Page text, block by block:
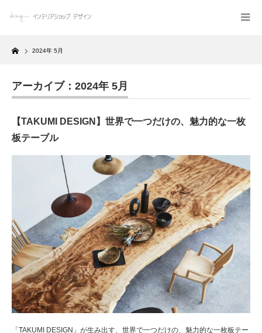
Home
2024年 5月
アーカイブ：2024年 5月
【TAKUMI DESIGN】世界で一つだけの、魅力的な一枚
板テーブル
「TAKUMI DESIGN」が生み出す、世界で一つだけの、魅力的な一枚板テー